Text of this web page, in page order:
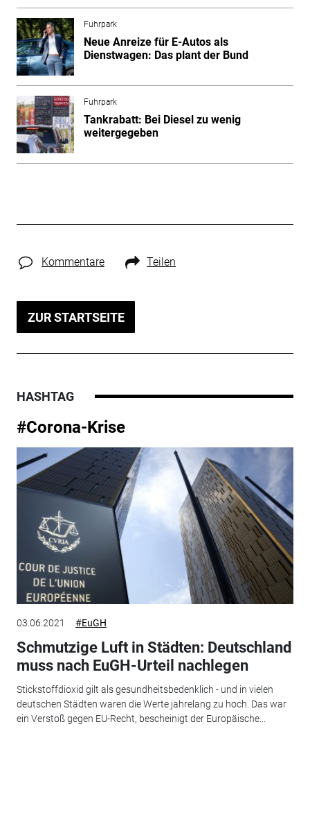
Fuhrpark
Neue Anreize für E-Autos als
Dienstwagen: Das plant der Bund
Fuhrpark
Tankrabatt: Bei Diesel zu wenig
weitergegeben
Kommentare Teilen
ZUR STARTSEITE
HASHTAG
#Corona-Krise
03.06.2021 #EuGH
Schmutzige Luft in Städten: Deutschland
muss nach EuGH-Urteil nachlegen
Stickstoffdioxid gilt als gesundheitsbedenklich - und in vielen
deutschen Städten waren die Werte jahrelang zu hoch. Das war
ein Verstoß gegen EU-Recht, bescheinigt der Europäische...